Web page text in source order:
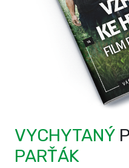
VYCHYTANÝ
PARŤÁK